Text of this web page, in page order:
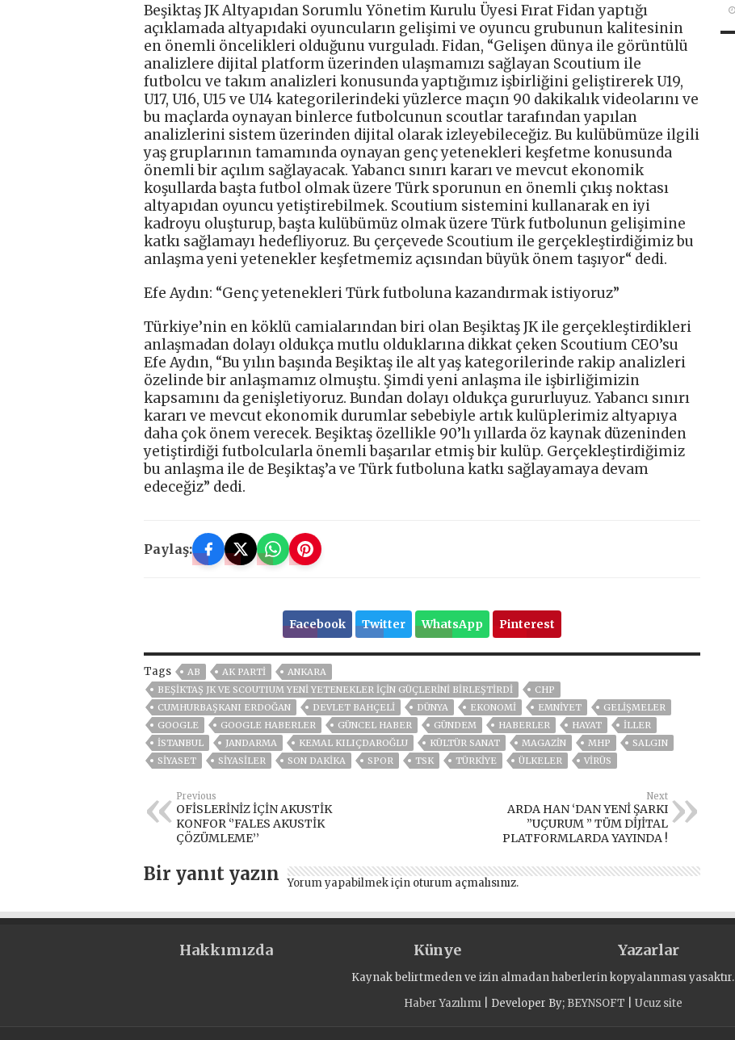
Beşiktaş JK Altyapıdan Sorumlu Yönetim Kurulu Üyesi Fırat Fidan yaptığı
açıklamada altyapıdaki oyuncuların gelişimi ve oyuncu grubunun kalitesinin
en önemli öncelikleri olduğunu vurguladı. Fidan, “Gelişen dünya ile görüntülü
analizlere dijital platform üzerinden ulaşmamızı sağlayan Scoutium ile
futbolcu ve takım analizleri konusunda yaptığımız işbirliğini geliştirerek U19,
U17, U16, U15 ve U14 kategorilerindeki yüzlerce maçın 90 dakikalık videolarını ve
bu maçlarda oynayan binlerce futbolcunun scoutlar tarafından yapılan
analizlerini sistem üzerinden dijital olarak izleyebileceğiz. Bu kulübümüze ilgili
yaş gruplarının tamamında oynayan genç yetenekleri keşfetme konusunda
önemli bir açılım sağlayacak. Yabancı sınırı kararı ve mevcut ekonomik
koşullarda başta futbol olmak üzere Türk sporunun en önemli çıkış noktası
altyapıdan oyuncu yetiştirebilmek. Scoutium sistemini kullanarak en iyi
kadroyu oluşturup, başta kulübümüz olmak üzere Türk futbolunun gelişimine
katkı sağlamayı hedefliyoruz. Bu çerçevede Scoutium ile gerçekleştirdiğimiz bu
anlaşma yeni yetenekler keşfetmemiz açısından büyük önem taşıyor“ dedi.
Efe Aydın: “Genç yetenekleri Türk futboluna kazandırmak istiyoruz”
Türkiye’nin en köklü camialarından biri olan Beşiktaş JK ile gerçekleştirdikleri
anlaşmadan dolayı oldukça mutlu olduklarına dikkat çeken Scoutium CEO’su
Efe Aydın, “Bu yılın başında Beşiktaş ile alt yaş kategorilerinde rakip analizleri
özelinde bir anlaşmamız olmuştu. Şimdi yeni anlaşma ile işbirliğimizin
kapsamını da genişletiyoruz. Bundan dolayı oldukça gururluyuz. Yabancı sınırı
kararı ve mevcut ekonomik durumlar sebebiyle artık kulüplerimiz altyapıya
daha çok önem verecek. Beşiktaş özellikle 90’lı yıllarda öz kaynak düzeninden
yetiştirdiği futbolcularla önemli başarılar etmiş bir kulüp. Gerçekleştirdiğimiz
bu anlaşma ile de Beşiktaş’a ve Türk futboluna katkı sağlayamaya devam
edeceğiz” dedi.
Paylaş:
Facebook Twitter WhatsApp Pinterest
Tags AB AK PARTİ
ANKARA
BEŞİKTAŞ JK VE SCOUTIUM YENİ YETENEKLER İÇİN GÜÇLERİNİ BİRLEŞTİRDİ
CHP
CUMHURBAŞKANI ERDOĞAN
DEVLET BAHÇELİ DÜNYA EKONOMİ EMNİYET
GELIŞMELER
GOOGLE
GOOGLE HABERLER GÜNCEL HABER GÜNDEM HABERLER HAYAT
İLLER
ISTANBUL
JANDARMA KEMAL KILIÇDAROĞLU KÜLTÜR SANAT MAGAZİN MHP
SALGIN
SİYASET
SİYASİLER SON DAKIKA SPOR TSK TÜRKİYE ÜLKELER VIRÜS
Previous
OFİSLERİNİZ İÇİN AKUSTİK
KONFOR ‘’FALES AKUSTİK
ÇÖZÜMLEME’’
Next
ARDA HAN ‘DAN YENİ ŞARKI
”UÇURUM ” TÜM DİJİTAL
PLATFORMLARDA YAYINDA !
Bir yanıt yazın Yorum yapabilmek için oturum açmalısınız.
Hakkımızda Künye Yazarlar
Kaynak belirtmeden ve izin almadan haberlerin kopyalanması yasaktır.
Haber Yazılımı| Developer By; BEYNSOFT Ucuz site